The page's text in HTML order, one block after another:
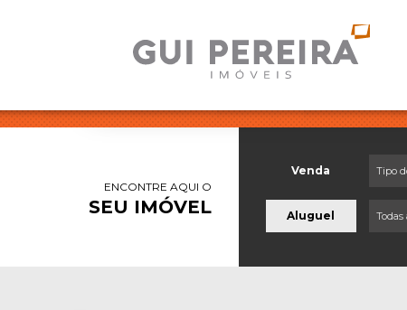
ENCONTRE AQUI O
SEU IMÓVEL
Venda
Aluguel
Tipo
Todas